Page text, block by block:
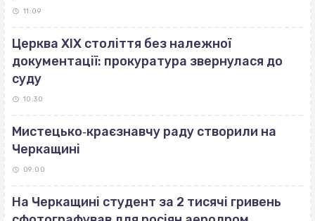
11:09
Церква ХІХ століття без належної
документації: прокуратура звернулася до
суду
10:30
Мистецько‐краєзнавчу раду створили на
Черкащині
09:00
На Черкащині студент за 2 тисячі гривень